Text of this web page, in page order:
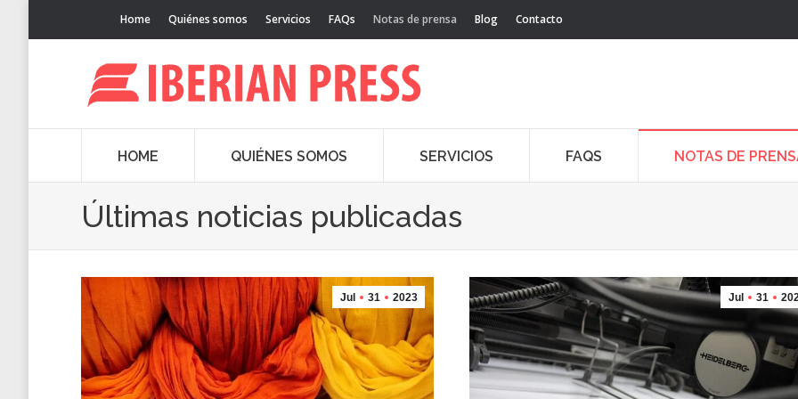
Home Quiénes somos Servicios FAQs Notas de prensa Blog Contacto
HOME QUIÉNES SOMOS SERVICIOS FAQS NOTAS DE
Últimas noticias publicadas
Jul 31 2023 Jul 31